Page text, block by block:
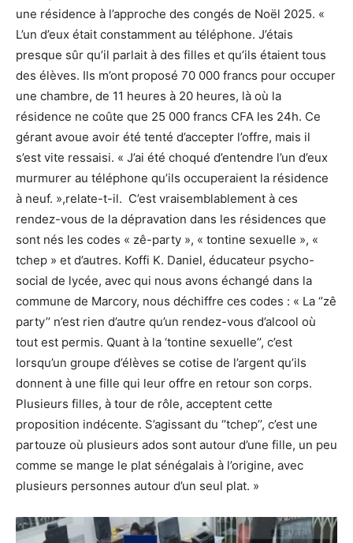
une résidence à l’approche des congés de Noël 2025. «
L’un d’eux était constamment au téléphone. J’étais
presque sûr qu’il parlait à des filles et qu’ils étaient tous
des élèves. Ils m’ont proposé 70 000 francs pour occuper
une chambre, de 11 heures à 20 heures, là où la
résidence ne coûte que 25 000 francs CFA les 24h. Ce
gérant avoue avoir été tenté d’accepter l’offre, mais il
s’est vite ressaisi. « J’ai été choqué d’entendre l’un d’eux
murmurer au téléphone qu’ils occuperaient la résidence
à neuf. »,relate-t-il. C’est vraisemblablement à ces
rendez-vous de la dépravation dans les résidences que
sont nés les codes « zê-party », « tontine sexuelle », «
tchep » et d’autres. Koffi K. Daniel, éducateur psycho-
social de lycée, avec qui nous avons échangé dans la
commune de Marcory, nous déchiffre ces codes : « La ‘’zê
party’’ n’est rien d’autre qu’un rendez-vous d’alcool où
tout est permis. Quant à la ‘tontine sexuelle’’, c’est
lorsqu’un groupe d’élèves se cotise de l’argent qu’ils
donnent à une fille qui leur offre en retour son corps.
Plusieurs filles, à tour de rôle, acceptent cette
proposition indécente. S’agissant du ‘’tchep’’, c’est une
partouze où plusieurs ados sont autour d’une fille, un peu
comme se mange le plat sénégalais à l’origine, avec
plusieurs personnes autour d’un seul plat. »